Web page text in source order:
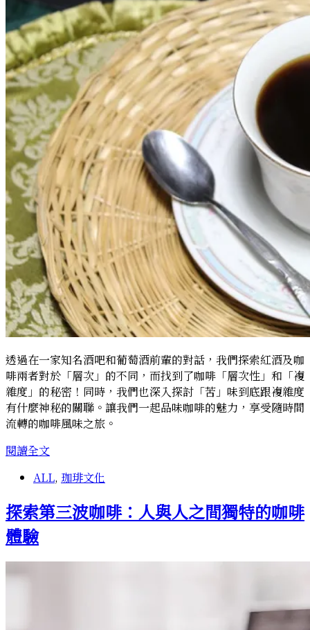
的
完
美
交
融
透過在一家知名酒吧和葡萄酒前輩的對話，我們探索紅酒及咖
啡兩者對於「層次」的不同，而找到了咖啡「層次性」和「複
雜度」的秘密！同時，我們也深入探討「苦」味到底跟複雜度
有什麼神秘的關聯。讓我們一起品味咖啡的魅力，享受隨時間
流轉的咖啡風味之旅。
閱讀全文咖
的
次
雜
ALL, 珈琲文化
探索第三波咖啡：人與人之間獨特的咖啡
體驗